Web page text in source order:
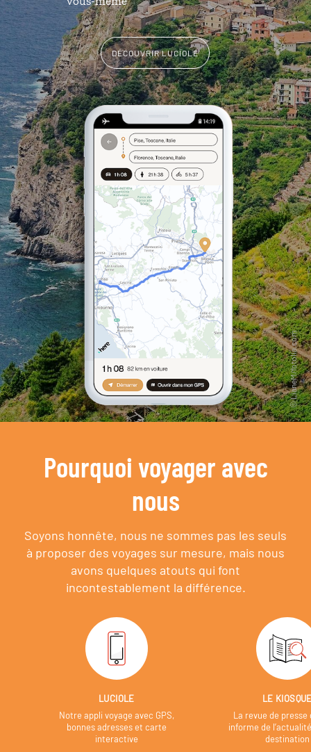
DÉCOUVRIR LUCIOLE
Pourquoi voyager avec
nous
Soyons honnête, nous ne sommes pas les seuls
à proposer des voyages sur mesure, mais nous
avons quelques atouts qui font
incontestablement la différence.
LUCIOLE
Notre appli voyage avec GPS,
bonnes adresses et carte
interactive
LE
La revue de presse
informe de
destination